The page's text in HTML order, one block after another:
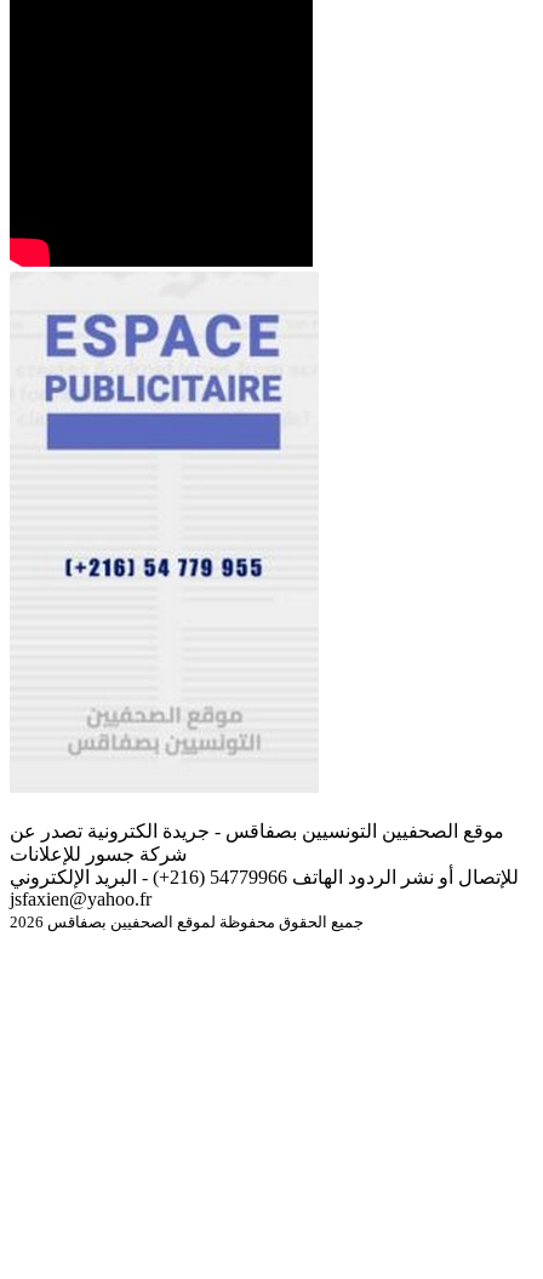
موقع الصحفيين التونسيين بصفاقس - جريدة الكترونية تصدر عن
شركة جسور للإعلانات
للإتصال أو نشر الردود الهاتف 54779966 (216+) - البريد الإلكتروني
jsfaxien@yahoo.fr
جميع الحقوق محفوظة لموقع الصحفيين بصفاقس 2026